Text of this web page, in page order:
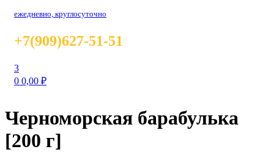
ежедневно, круглосуточно
+7(909)627-51-51
3
0 0,00 ₽
Черноморская барабулька
[200 г]